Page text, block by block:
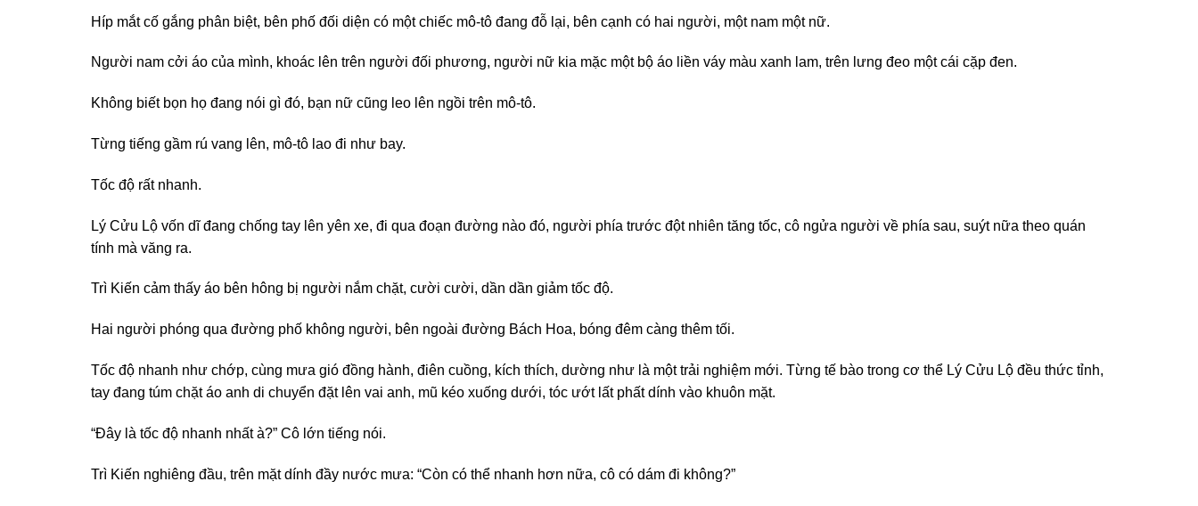
Híp mắt cố gắng phân biệt, bên phố đối diện có một chiếc mô-tô đang đỗ lại, bên cạnh có hai người, một nam một nữ.
Người nam cởi áo của mình, khoác lên trên người đối phương, người nữ kia mặc một bộ áo liền váy màu xanh lam, trên lưng đeo một cái cặp đen.
Không biết bọn họ đang nói gì đó, bạn nữ cũng leo lên ngồi trên mô-tô.
Từng tiếng gầm rú vang lên, mô-tô lao đi như bay.
Tốc độ rất nhanh.
Lý Cửu Lộ vốn dĩ đang chống tay lên yên xe, đi qua đoạn đường nào đó, người phía trước đột nhiên tăng tốc, cô ngửa người về phía sau, suýt nữa theo quán
tính mà văng ra.
Trì Kiến cảm thấy áo bên hông bị người nắm chặt, cười cười, dần dần giảm tốc độ.
Hai người phóng qua đường phố không người, bên ngoài đường Bách Hoa, bóng đêm càng thêm tối.
Tốc độ nhanh như chớp, cùng mưa gió đồng hành, điên cuồng, kích thích, dường như là một trải nghiệm mới. Từng tế bào trong cơ thể Lý Cửu Lộ đều thức tỉnh,
tay đang túm chặt áo anh di chuyển đặt lên vai anh, mũ kéo xuống dưới, tóc ướt lất phất dính vào khuôn mặt.
“Đây là tốc độ nhanh nhất à?” Cô lớn tiếng nói.
Trì Kiến nghiêng đầu, trên mặt dính đầy nước mưa: “Còn có thể nhanh hơn nữa, cô có dám đi không?”